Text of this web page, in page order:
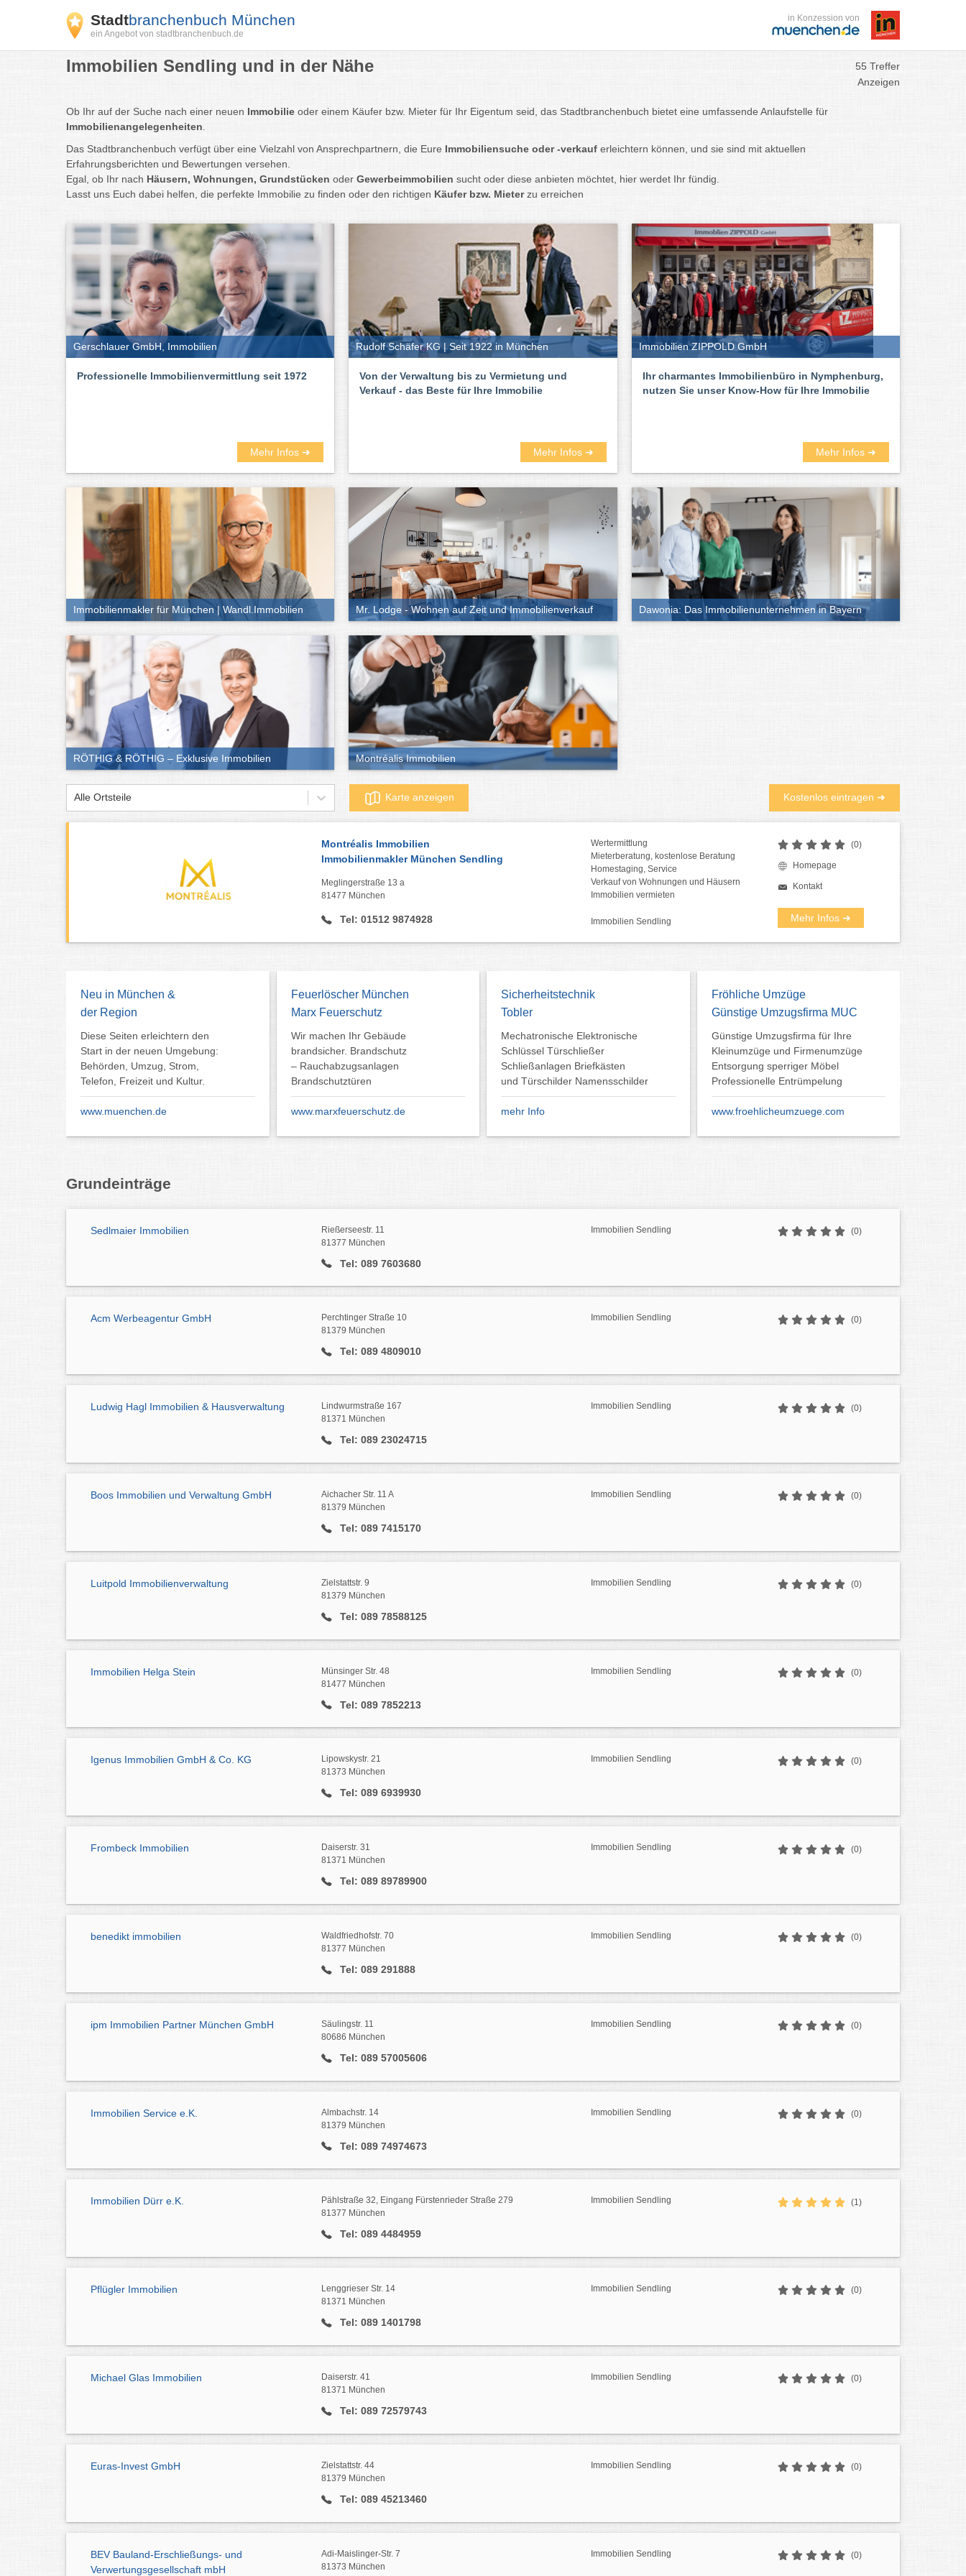
Stadtbranchenbuch München
ein Angebot von stadtbranchenbuch.de
in Konzession von
Immobilien Sendling und in der Nähe
55 Treffer
Anzeigen
Ob Ihr auf der Suche nach einer neuen Immobilie oder einem Käufer bzw. Mieter für Ihr Eigentum seid, das Stadtbranchenbuch bietet eine umfassende Anlaufstelle für
Immobilienangelegenheiten
Das Stadtbranchenbuch verfügt über eine Vielzahl von Ansprechpartnern, die Eure Immobiliensuche oder -verkauf erleichtern können, und sie sind mit aktuellen
Erfahrungsberichten und Bewertungen versehen.
Egal, ob Ihr nach Häusern, Wohnungen, Grundstücken oder Gewerbeimmobilien sucht oder diese anbieten möchtet, hier werdet Ihr fündig.
Lasst uns Euch dabei helfen, die perfekte Immobilie zu finden oder den richtigen Käufer bzw. Mieterzu erreichen
Gerschlauer GmbH, Immobilien
Professionelle Immobilienvermittlung seit 1972
Mehr Infos ➜
Rudolf Schäfer KG | Seit 1922 in München
Von der Verwaltung bis zu Vermietung und
Verkauf - das Beste für Ihre Immobilie
Mehr Infos ➜
Immobilien ZIPPOLD GmbH
Ihr charmantes Immobilienbüro in Nymphenburg,
nutzen Sie unser Know-How für Ihre Immobilie
Mehr Infos ➜
Immobilienmakler für München | Wandl.Immobilien Mr. Lodge - Wohnen auf Zeit und Immobilienverkauf Dawonia: Das Immobilienunternehmen in Bayern
RÖTHIG & RÖTHIG – Exklusive Immobilien Montréalis Immobilien
Alle Ortsteile Karte anzeigen Kostenlos eintragen ➜
Montréalis Immobilien
Immobilienmakler München Sendling
Meglingerstraße 13 a
81477 München
Tel: 01512 9874928
Wertermittlung
Mieterberatung, kostenlose Beratung
Homestaging, Service
Verkauf von Wohnungen und Häusern
Immobilien vermieten
Immobilien Sendling
(0)
Homepage
Kontakt
Mehr Infos ➜
Neu in München &
der Region
Diese Seiten erleichtern den
Start in der neuen Umgebung:
Behörden, Umzug, Strom,
Telefon, Freizeit und Kultur.
www.muenchen.de
Feuerlöscher München
Marx Feuerschutz
Wir machen Ihr Gebäude
brandsicher. Brandschutz
– Rauchabzugsanlagen
Brandschutztüren
www.marxfeuerschutz.de
Sicherheitstechnik
Tobler
Mechatronische Elektronische
Schlüssel Türschließer
Schließanlagen Briefkästen
und Türschilder Namensschilder
mehr Info
Fröhliche Umzüge
Günstige Umzugsfirma MUC
Günstige Umzugsfirma für Ihre
Kleinumzüge und Firmenumzüge
Entsorgung sperriger Möbel
Professionelle Entrümpelung
www.froehlicheumzuege.com
Grundeinträge
Sedlmaier Immobilien
Rießerseestr. 11
81377 München
Tel: 089 7603680
Immobilien Sendling (0)
Acm Werbeagentur GmbH
Perchtinger Straße 10
81379 München
Tel: 089 4809010
Immobilien Sendling (0)
Ludwig Hagl Immobilien & Hausverwaltung
Lindwurmstraße 167
81371 München
Tel: 089 23024715
Immobilien Sendling (0)
Boos Immobilien und Verwaltung GmbH
Aichacher Str. 11 A
81379 München
Tel: 089 7415170
Immobilien Sendling (0)
Luitpold Immobilienverwaltung
Zielstattstr. 9
81379 München
Tel: 089 78588125
Immobilien Sendling (0)
Immobilien Helga Stein
Münsinger Str. 48
81477 München
Tel: 089 7852213
Immobilien Sendling (0)
Igenus Immobilien GmbH & Co. KG
Lipowskystr. 21
81373 München
Tel: 089 6939930
Immobilien Sendling (0)
Frombeck Immobilien
Daiserstr. 31
81371 München
Tel: 089 89789900
Immobilien Sendling (0)
benedikt immobilien
Waldfriedhofstr. 70
81377 München
Tel: 089 291888
Immobilien Sendling (0)
ipm Immobilien Partner München GmbH
Säulingstr. 11
80686 München
Tel: 089 57005606
Immobilien Sendling (0)
Immobilien Service e.K.
Almbachstr. 14
81379 München
Tel: 089 74974673
Immobilien Sendling (0)
Immobilien Dürr e.K.
Pählstraße 32, Eingang Fürstenrieder Straße 279
81377 München
Tel: 089 4484959
Immobilien Sendling (1)
Pflügler Immobilien
Lenggrieser Str. 14
81371 München
Tel: 089 1401798
Immobilien Sendling (0)
Michael Glas Immobilien
Daiserstr. 41
81371 München
Tel: 089 72579743
Immobilien Sendling (0)
Euras-Invest GmbH
Zielstattstr. 44
81379 München
Tel: 089 45213460
Immobilien Sendling (0)
BEV Bauland-Erschließungs- und
Verwertungsgesellschaft mbH
Adi-Maislinger-Str. 7
81373 München
Immobilien Sendling (0)